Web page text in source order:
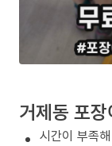
거제동 포
시간이 부족